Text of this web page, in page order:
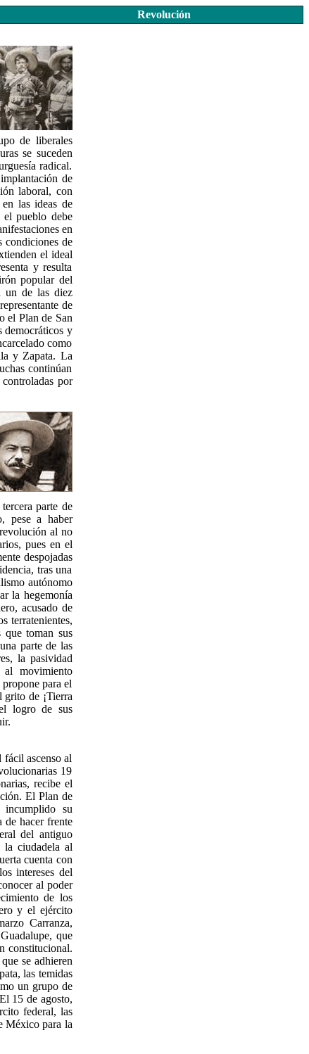
Revolución
de liberales
se suceden
radical.
de
laboral, con
las ideas de
el pueblo debe
en
condiciones de
el ideal
y resulta
popular del
un de las diez
de
el Plan de San
democráticos y
como
y Zapata. La
continúan
por
parte de
pese a haber
al no
pues en el
despojadas
tras una
autónomo
la hegemonía
acusado de
terratenientes,
que toman sus
parte de las
la pasividad
movimiento
para el
grito de ¡Tierra
logro de sus
ascenso al
19
recibe el
El Plan de
su
de hacer frente
del antiguo
la ciudadela al
cuenta con
intereses del
al poder
de los
y el ejército
Carranza,
que
constitucional.
se adhieren
las temidas
un grupo de
15 de agosto,
federal, las
México para la